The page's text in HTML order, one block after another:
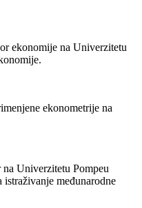
ekonomije na Univerzitetu
ekonometrije na
Univerzitetu Pompeu
istraživanje međunarodne